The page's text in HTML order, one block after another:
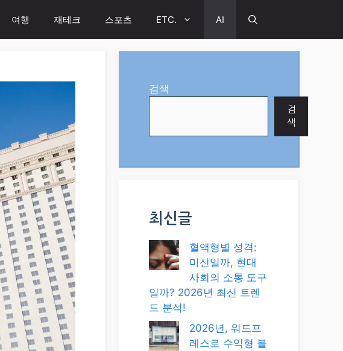
여행 재테크 스포츠 ETC. AI
검색
검
색
최신글
혈액형별 성격:
미신일까, 현대
사회의 소통 도구
일까? 2026년 최신 트렌
드 분석!
2026년, 워드프
레스로 수익형 블